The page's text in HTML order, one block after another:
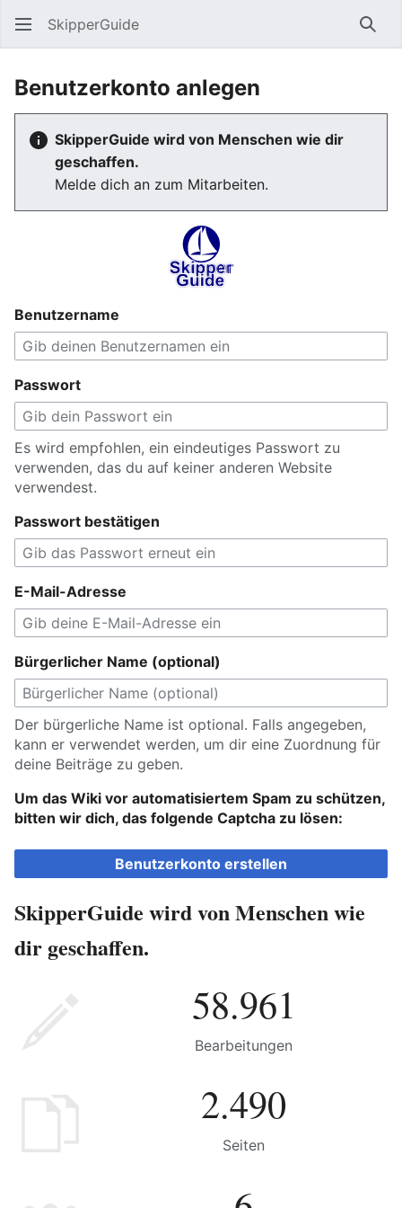
SkipperGuide
Benutzerkonto anlegen
SkipperGuide wird von Menschen wie dir
geschaffen.
Melde dich an zum Mitarbeiten.
Benutzername
Passwort
Es wird empfohlen, ein eindeutiges Passwort zu
verwenden, das du auf keiner anderen Website
verwendest.
Passwort bestätigen
E-Mail-Adresse
Bürgerlicher Name (optional)
Der bürgerliche Name ist optional. Falls angegeben,
kann er verwendet werden, um dir eine Zuordnung für
deine Beiträge zu geben.
Um das Wiki vor automatisiertem Spam zu schützen,
bitten wir dich, das folgende Captcha zu lösen:
Benutzerkonto erstellen
SkipperGuide wird von Menschen wie
dir geschaffen.
58.961
Bearbeitungen
2.490
Seiten